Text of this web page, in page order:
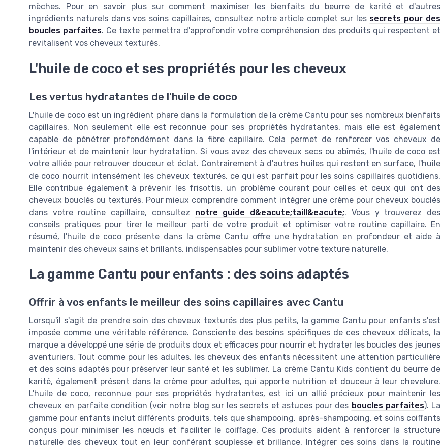
mèches. Pour en savoir plus sur comment maximiser les bienfaits du beurre de karité et d'autres
ingrédients naturels dans vos soins capillaires, consultez notre article complet sur les secrets pour des
boucles parfaites. Ce texte permettra d'approfondir votre compréhension des produits qui respectent et
revitalisent vos cheveux texturés.
L'huile de coco et ses propriétés pour les cheveux
Les vertus hydratantes de l'huile de coco
L'huile de coco est un ingrédient phare dans la formulation de la crème Cantu pour ses nombreux bienfaits
capillaires. Non seulement elle est reconnue pour ses propriétés hydratantes, mais elle est également
capable de pénétrer profondément dans la fibre capillaire. Cela permet de renforcer vos cheveux de
l'intérieur et de maintenir leur hydratation. Si vous avez des cheveux secs ou abîmés, l'huile de coco est
votre alliée pour retrouver douceur et éclat. Contrairement à d'autres huiles qui restent en surface, l'huile
de coco nourrit intensément les cheveux texturés, ce qui est parfait pour les soins capillaires quotidiens.
Elle contribue également à prévenir les frisottis, un problème courant pour celles et ceux qui ont des
cheveux bouclés ou texturés. Pour mieux comprendre comment intégrer une crème pour cheveux bouclés
dans votre routine capillaire, consultez notre guide d&eacute;taill&eacute;. Vous y trouverez des
conseils pratiques pour tirer le meilleur parti de votre produit et optimiser votre routine capillaire. En
résumé, l'huile de coco présente dans la crème Cantu offre une hydratation en profondeur et aide à
maintenir des cheveux sains et brillants, indispensables pour sublimer votre texture naturelle.
La gamme Cantu pour enfants : des soins adaptés
Offrir à vos enfants le meilleur des soins capillaires avec Cantu
Lorsqu'il s'agit de prendre soin des cheveux texturés des plus petits, la gamme Cantu pour enfants s'est
imposée comme une véritable référence. Consciente des besoins spécifiques de ces cheveux délicats, la
marque a développé une série de produits doux et efficaces pour nourrir et hydrater les boucles des jeunes
aventuriers. Tout comme pour les adultes, les cheveux des enfants nécessitent une attention particulière
et des soins adaptés pour préserver leur santé et les sublimer. La crème Cantu Kids contient du beurre de
karité, également présent dans la crème pour adultes, qui apporte nutrition et douceur à leur chevelure.
L'huile de coco, reconnue pour ses propriétés hydratantes, est ici un allié précieux pour maintenir les
cheveux en parfaite condition (voir notre blog sur les secrets et astuces pour des boucles parfaites). La
gamme pour enfants inclut différents produits, tels que shampooing, après-shampooing, et soins coiffants
conçus pour minimiser les nœuds et faciliter le coiffage. Ces produits aident à renforcer la structure
naturelle des cheveux tout en leur conférant souplesse et brillance. Intégrer ces soins dans la routine